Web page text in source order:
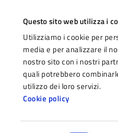
Questo sito web utilizza i
Utilizziamo i cookie per
media e per analizzare il
nostro sito con i nostri
quali potrebbero
utilizzo dei loro servizi.
Cookie policy
Comune di Fidenza
il portale di servizi e informazioni del
Novità